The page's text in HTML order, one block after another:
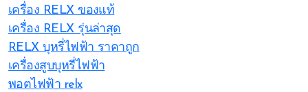
เครื่อง RELX ของแท้
เครื่อง RELX รุ่นล่าสุด
RELX บุหรี่ไฟฟ้า ราคาถูก
เครื่องสูบบุหรี่ไฟฟ้า
พอตไฟฟ้า relx